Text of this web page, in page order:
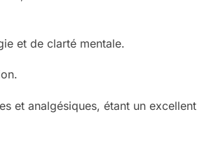
et de clarté mentale.
et analgésiques, étant un excellent